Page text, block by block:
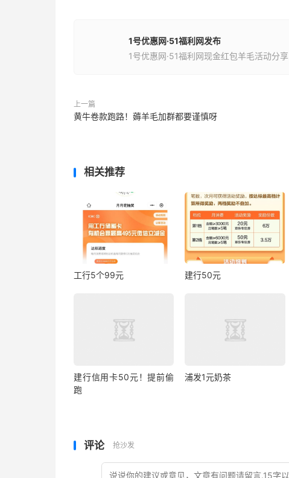
1号优惠网·51福利网发布
1号优惠网·51福利网现金红包羊毛活动分享
上一篇
黄牛卷款跑路！薅羊毛加群都要谨慎呀
相关推荐
工行5个99元 建行50元
建行信用卡50元！提前偷
跑
浦发1元奶茶
评论 抢沙发